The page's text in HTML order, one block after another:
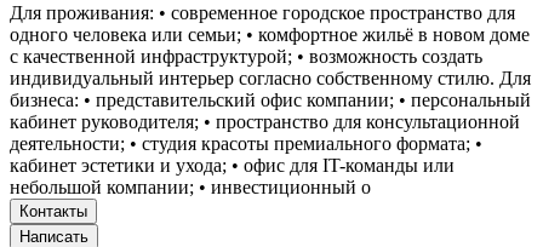
Для проживания: • современное городское пространство для
одного человека или семьи; • комфортное жильё в новом доме
с качественной инфраструктурой; • возможность создать
индивидуальный интерьер согласно собственному стилю. Для
бизнеса: • представительский офис компании; • персональный
кабинет руководителя; • пространство для консультационной
деятельности; • студия красоты премиального формата; •
кабинет эстетики и ухода; • офис для IT-команды или
небольшой компании; • инвестиционный о
Контакты
Написать